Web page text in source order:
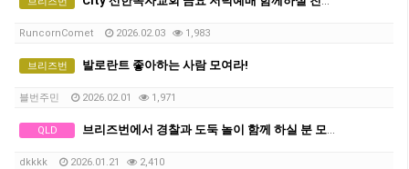
RuncornComet 2026.02.03 1,983
브리즈번 발로란트 좋아하는 사람 모여라!
블번주민 2026.02.01 1,971
QLD 브리즈번에서 경찰과 도둑 놀이 함께 하실 분 모집합니다!!
dkkkk 2026.01.21 2,410